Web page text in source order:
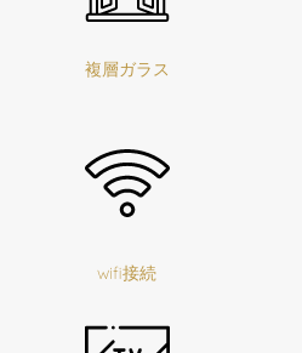
複層ガラス
wifi接続